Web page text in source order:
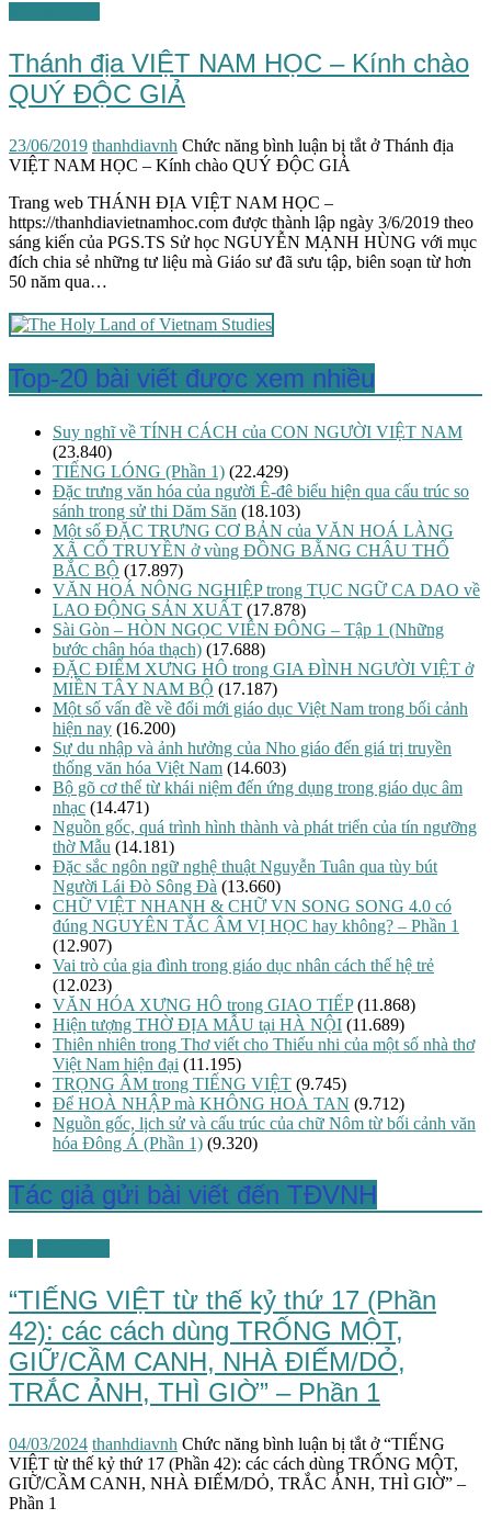
Thánh địa VIỆT NAM HỌC – Kính chào
QUÝ ĐỘC GIẢ
23/06/2019 thanhdiavnh Chức năng bình luận bị tắt ở Thánh địa
VIỆT NAM HỌC – Kính chào QUÝ ĐỘC GIẢ
Trang web THÁNH ĐỊA VIỆT NAM HỌC –
https://thanhdiavietnamhoc.com được thành lập ngày 3/6/2019 theo
sáng kiến của PGS.TS Sử học NGUYỄN MẠNH HÙNG với mục
đích chia sẻ những tư liệu mà Giáo sư đã sưu tập, biên soạn từ hơn
50 năm qua…
Top-20 bài viết được xem nhiều
Suy nghĩ về TÍNH CÁCH của CON NGƯỜI VIỆT NAM
(23.840)
TIẾNG LÓNG (Phần 1) (22.429)
Đặc trưng văn hóa của người Ê-đê biểu hiện qua cấu trúc so
sánh trong sử thi Dăm Săn (18.103)
Một số ĐẶC TRƯNG CƠ BẢN của VĂN HOÁ LÀNG
XÃ CỔ TRUYỀN ở vùng ĐỒNG BẰNG CHÂU THỔ
BẮC BỘ (17.897)
VĂN HOÁ NÔNG NGHIỆP trong TỤC NGỮ CA DAO về
LAO ĐỘNG SẢN XUẤT (17.878)
Sài Gòn – HÒN NGỌC VIỄN ĐÔNG – Tập 1 (Những
bước chân hóa thạch) (17.688)
ĐẶC ĐIỂM XƯNG HÔ trong GIA ĐÌNH NGƯỜI VIỆT ở
MIỀN TÂY NAM BỘ (17.187)
Một số vấn đề về đổi mới giáo dục Việt Nam trong bối cảnh
hiện nay (16.200)
Sự du nhập và ảnh hưởng của Nho giáo đến giá trị truyền
thống văn hóa Việt Nam (14.603)
Bộ gõ cơ thể từ khái niệm đến ứng dụng trong giáo dục âm
nhạc (14.471)
Nguồn gốc, quá trình hình thành và phát triển của tín ngưỡng
thờ Mẫu (14.181)
Đặc sắc ngôn ngữ nghệ thuật Nguyễn Tuân qua tùy bút
Người Lái Đò Sông Đà (13.660)
CHỮ VIỆT NHANH & CHỮ VN SONG SONG 4.0 có
đúng NGUYÊN TẮC ÂM VỊ HỌC hay không? – Phần 1
(12.907)
Vai trò của gia đình trong giáo dục nhân cách thế hệ trẻ
(12.023)
VĂN HÓA XƯNG HÔ trong GIAO TIẾP (11.868)
Hiện tượng THỜ ĐỊA MẪU tại HÀ NỘI (11.689)
Thiên nhiên trong Thơ viết cho Thiếu nhi của một số nhà thơ
Việt Nam hiện đại (11.195)
TRỌNG ÂM trong TIẾNG VIỆT (9.745)
Để HOÀ NHẬP mà KHÔNG HOÀ TAN (9.712)
Nguồn gốc, lịch sử và cấu trúc của chữ Nôm từ bối cảnh văn
hóa Đông Á (Phần 1) (9.320)
Tác giả gửi bài viết đến TĐVNH
“TIẾNG VIỆT từ thế kỷ thứ 17 (Phần
42): các cách dùng TRỐNG MỘT,
GIỮ/CẦM CANH, NHÀ ĐIẾM/DỎ,
TRẮC ẢNH, THÌ GIỜ” – Phần 1
04/03/2024 thanhdiavnh Chức năng bình luận bị tắt ở “TIẾNG
VIỆT từ thế kỷ thứ 17 (Phần 42): các cách dùng TRỐNG MỘT,
GIỮ/CẦM CANH, NHÀ ĐIẾM/DỎ, TRẮC ẢNH, THÌ GIỜ” –
Phần 1